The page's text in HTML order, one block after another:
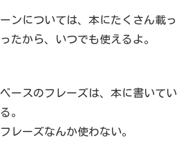
ンについては、本にたくさん載っ
たから、いつでも使えるよ。
ースのフレーズは、本に書いてい
。
レーズなんか使わない。